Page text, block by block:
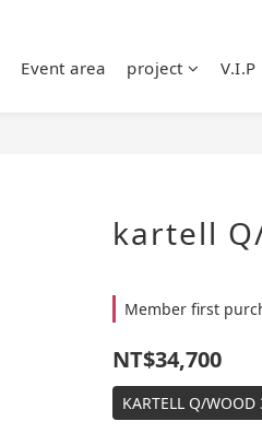
Event area project V.I.P
kartell
Member first
NT$34,700
KARTELL Q/